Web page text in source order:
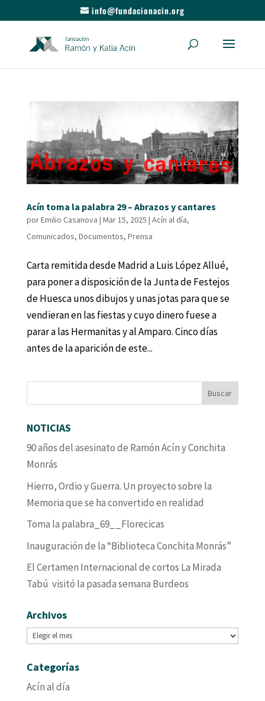
info@fundacionacin.org
Acín toma la palabra 29 – Abrazos y cantares
porEmilio Casanova | Mar 15, 2025 | Acín al día,
Comunicados, Documentos, Prensa
Carta remitida desde Madrid a Luis López Allué,
para poner a disposición de la Junta de Festejos
de Huesca unos dibujos y unas jotas para que se
vendieran en las fiestas y cuyo dinero fuese a
parar a las Hermanitas y al Amparo. Cinco días
antes de la aparición de este...
NOTICIAS
90 años del asesinato de Ramón Acín y Conchita
Monrás
Hierro, Ordio y Guerra. Un proyecto sobre la
Memoria que se ha convertido en realidad
Toma la palabra_69__Florecicas
Inauguración de la “Biblioteca Conchita Monrás”
El Certamen Internacional de cortos La Mirada
Tabú visitó la pasada semana Burdeos
Archivos
Archivos
Categorías
Acín al día